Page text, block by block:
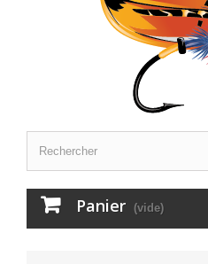
Panier (vide)